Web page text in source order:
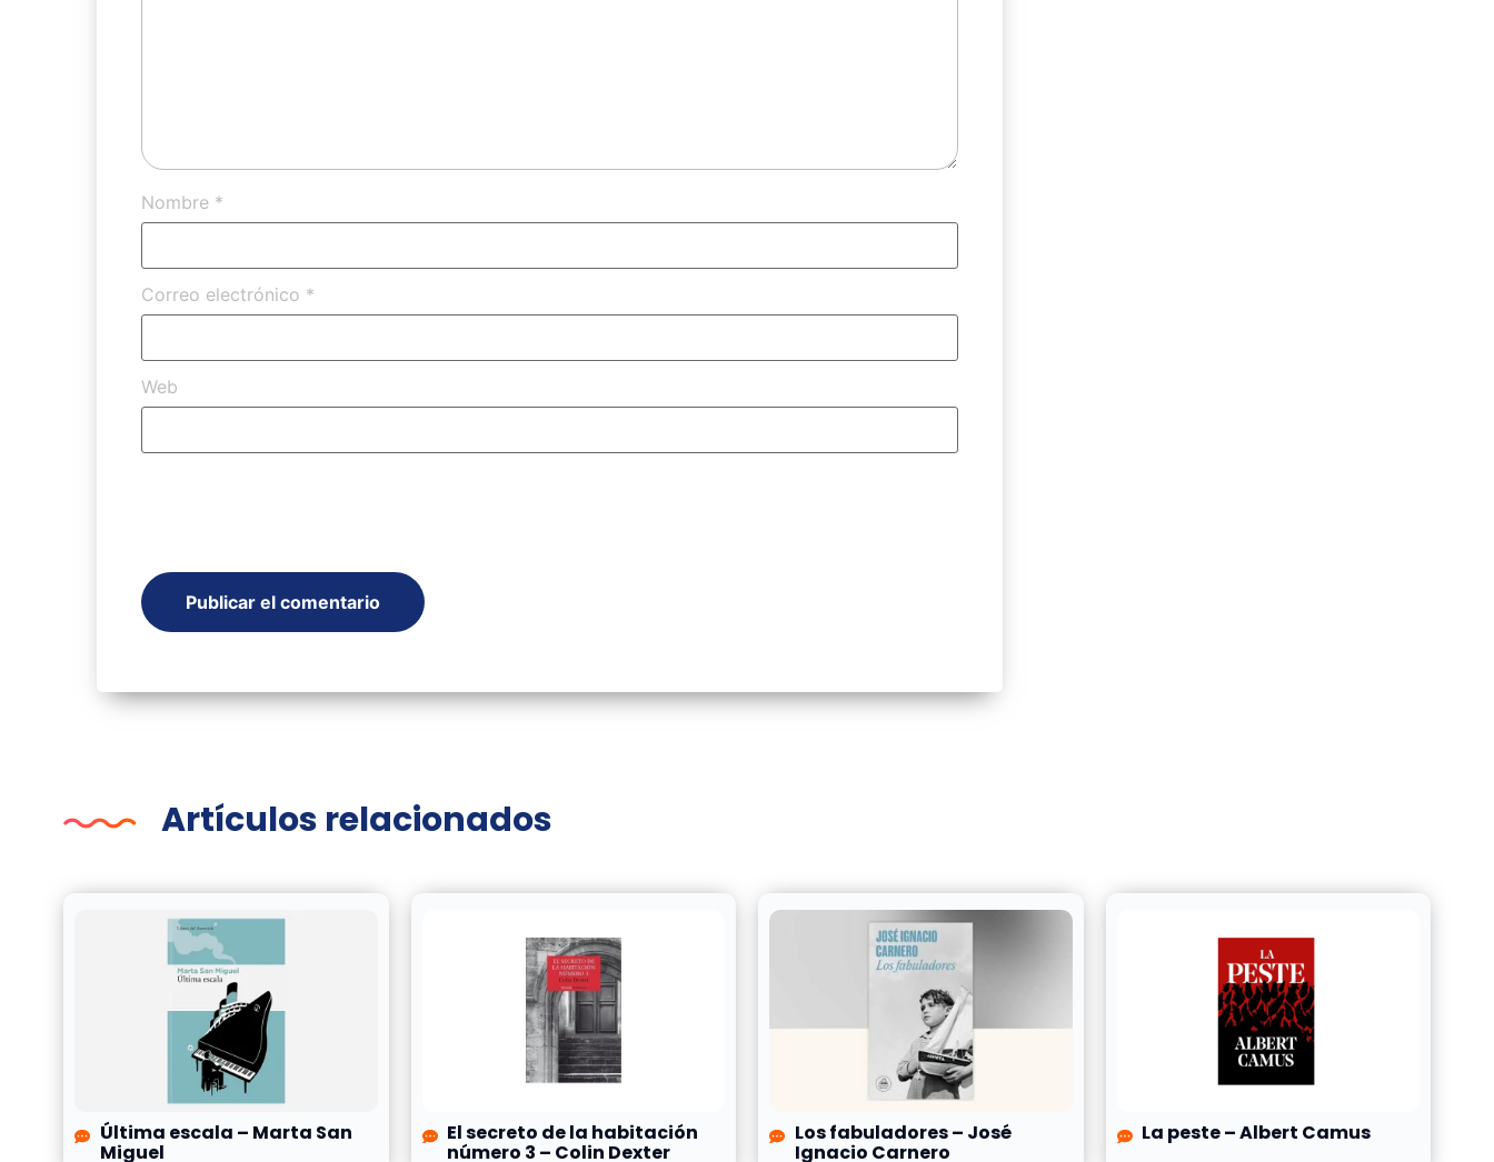
Nombre *
Correo electrónico *
Web
Artículos relacionados
Última escala – Marta San
Miguel
El secreto de la habitación
número 3 – Colin Dexter
Los fabuladores – José
Ignacio Carnero
La peste – Albert Camus